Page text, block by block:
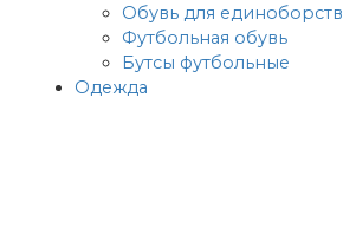
Обувь для единоборств
Футбольная обувь
Бутсы футбольные
Одежда